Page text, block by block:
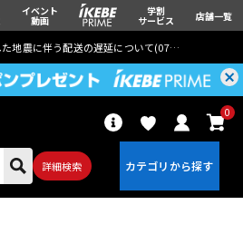
イベント
動画
学割
サービス 店舗一覧
た地震に伴う配送の遅延について(07月29日
詳細検索
0